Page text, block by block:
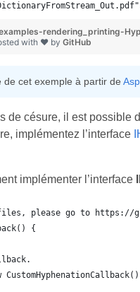
rendering_printing-
with ❤ by GitHub
cet exemple à partir de
césure, il est possible
implémentez l’interface
implémenter l’interface
please go to https://
{